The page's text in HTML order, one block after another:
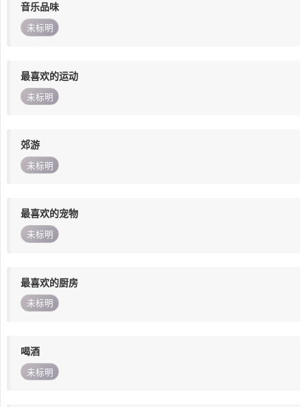
音乐品味
未标明
最喜欢的运动
未标明
郊游
未标明
最喜欢的宠物
未标明
最喜欢的厨房
未标明
喝酒
未标明